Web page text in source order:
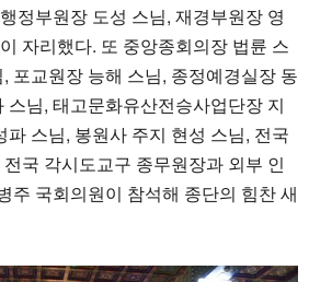
정부원장 도성 스님, 재경부원장 영
자리했다. 또 중앙종회의장 법륜 스
포교원장 능해 스님, 종정예경실장 동
스님, 태고문화유산전승사업단장 지
스님, 봉원사 주지 현성 스님, 전국
국 각시도교구 종무원장과 외부 인
주 국회의원이 참석해 종단의 힘찬 새